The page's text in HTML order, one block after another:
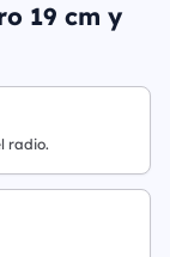
19 cm y
radio.